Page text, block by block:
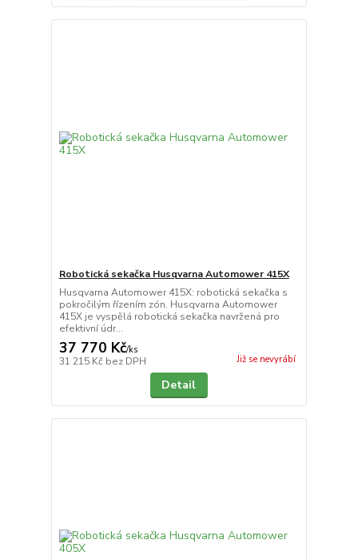
Robotická sekačka Husqvarna Automower 415X
Husqvarna Automower 415X: robotická sekačka s
pokročilým řízením zón. Husqvarna Automower
415X je vyspělá robotická sekačka navržená pro
efektivní údr...
37 770 Kč/ks
31 215 Kč bez DPH Již se nevyrábí
Detail